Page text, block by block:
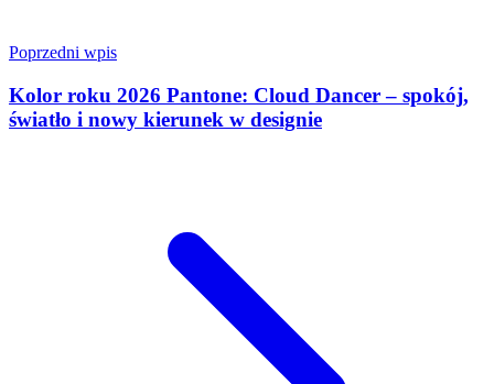
Poprzedni wpis
Kolor roku 2026 Pantone: Cloud Dancer – spokój,
światło i nowy kierunek w designie